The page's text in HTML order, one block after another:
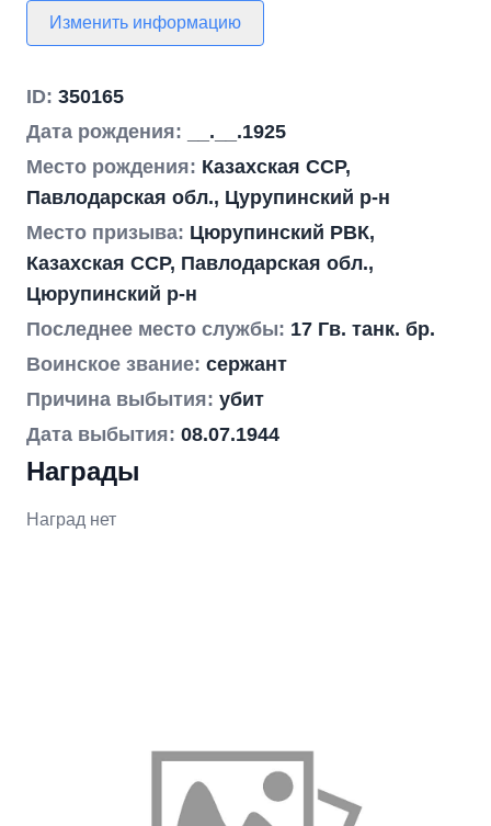
Изменить информацию
ID: 350165
Дата рождения:
__.__.1925
Место рождения: Казахская ССР,
Павлодарская обл., Цурупинский р-н
Место призыва: Цюрупинский РВК,
Казахская ССР, Павлодарская обл.,
Цюрупинский р-н
Последнее место службы: 17 Гв. танк. бр.
Воинское звание: сержант
Причина выбытия: убит
Дата выбытия: 08.07.1944
Награды
Наград нет